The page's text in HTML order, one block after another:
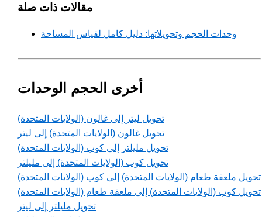
مقالات ذات صلة
وحدات الحجم وتحويلاتها: دليل كامل لقياس المساحة
أخرى الحجم الوحدات
تحويل ليتر إلى غالون (الولايات المتحدة)
تحويل غالون (الولايات المتحدة) إلى ليتر
تحويل مليلتر إلى كوب (الولايات المتحدة)
تحويل كوب (الولايات المتحدة) إلى مليلتر
تحويل ملعقة طعام (الولايات المتحدة) إلى كوب (الولايات المتحدة)
تحويل كوب (الولايات المتحدة) إلى ملعقة طعام (الولايات المتحدة)
تحويل مليلتر إلى ليتر